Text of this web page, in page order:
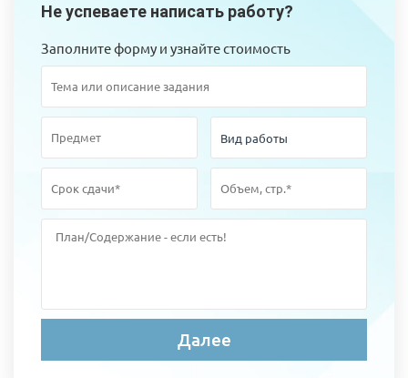
Не успеваете написать работу?
Заполните форму и узнайте стоимость